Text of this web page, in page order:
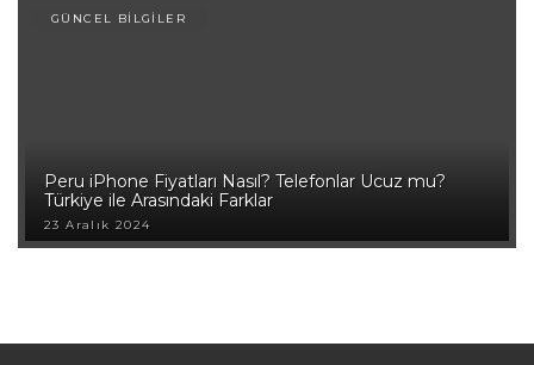
GÜNCEL BİLGİLER
Peru iPhone Fiyatları Nasıl? Telefonlar Ucuz mu?
Türkiye ile Arasındaki Farklar
23 Aralık 2024